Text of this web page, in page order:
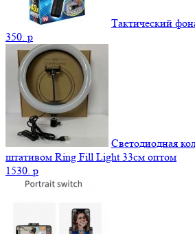
Тактический
350. p
Светодиодная
штативом Ring Fill Light 33см оптом
1530. p